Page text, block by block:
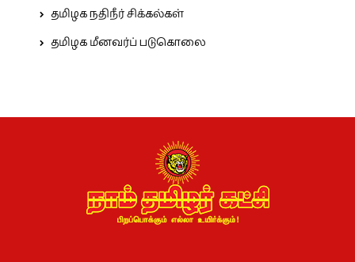
தமிழக நதிநீர் சிக்கல்கள்
தமிழக மீனவர்ப் படுகொலை